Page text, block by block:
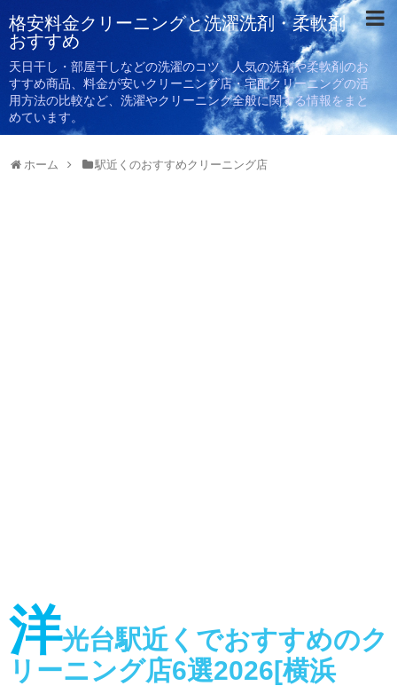
格安料金クリーニングと洗濯洗剤・柔軟剤
おすすめ
天日干し・部屋干しなどの洗濯のコツ、人気の洗剤や柔軟剤のお
すすめ商品、料金が安いクリーニング店・宅配クリーニングの活
用方法の比較など、洗濯やクリーニング全般に関する情報をまと
めています。
ホーム 駅近くのおすすめクリーニング店
洋光台駅近くでおすすめのク
リーニング店6選2026[横浜